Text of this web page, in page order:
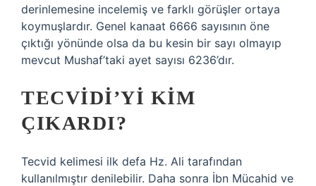
derinlemesine incelemiş ve farklı görüşler ortaya
koymuşlardır. Genel kanaat 6666 sayısının öne
çıktığı yönünde olsa da bu kesin bir sayı olmayıp
mevcut Mushaf’taki ayet sayısı 6236’dır.
TECVIDI’YI KIM
ÇIKARDI?
Tecvid kelimesi ilk defa Hz. Ali tarafından
kullanılmıştır denilebilir. Daha sonra İbn Mücahid ve